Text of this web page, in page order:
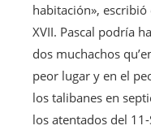
habitación», escribió
XVII. Pascal podría
dos muchachos
peor lugar y en el
los talibanes en
los atentados del